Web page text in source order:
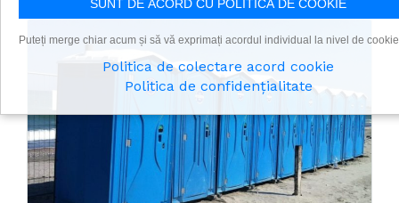
SUNT DE ACORD CU POLITICA DE COOKIE
Puteți merge chiar acum și să vă exprimați acordul individual la nivel de
Politica de colectare acord cookie
Politica de confidențialitate